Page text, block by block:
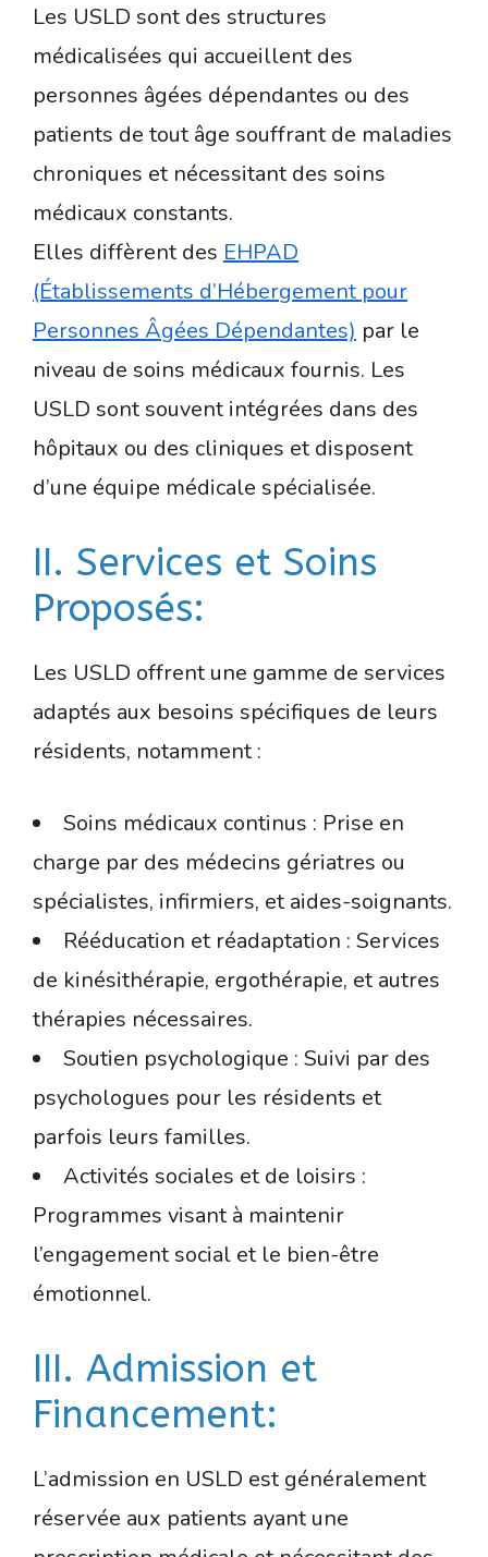
Les USLD sont des structures
médicalisées qui accueillent des
personnes âgées dépendantes ou des
patients de tout âge souffrant de maladies
chroniques et nécessitant des soins
médicaux constants.
Elles diffèrent des EHPAD
(Établissements d’Hébergement pour
Personnes Âgées Dépendantes) par le
niveau de soins médicaux fournis. Les
USLD sont souvent intégrées dans des
hôpitaux ou des cliniques et disposent
d’une équipe médicale spécialisée.
II. Services et Soins
Proposés:
Les USLD offrent une gamme de services
adaptés aux besoins spécifiques de leurs
résidents, notamment :
Soins médicaux continus : Prise en
charge par des médecins gériatres ou
spécialistes, infirmiers, et aides-soignants.
Rééducation et réadaptation : Services
de kinésithérapie, ergothérapie, et autres
thérapies nécessaires.
Soutien psychologique : Suivi par des
psychologues pour les résidents et
parfois leurs familles.
Activités sociales et de loisirs :
Programmes visant à maintenir
l’engagement social et le bien-être
émotionnel.
III. Admission et
Financement:
L’admission en USLD est généralement
réservée aux patients ayant une